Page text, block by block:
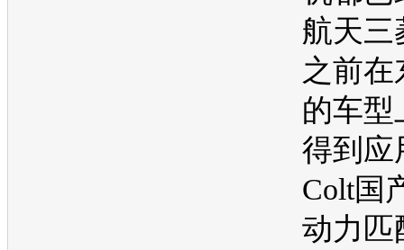
航天三
之前在
的车型
得到应
Colt国
动力匹